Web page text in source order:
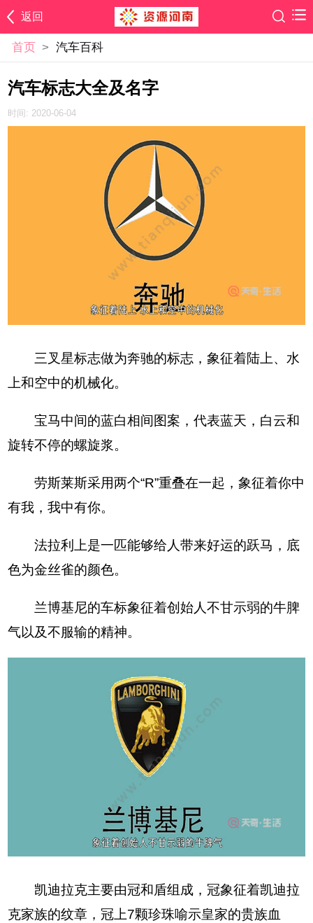
返回
首页 > 汽车百科
汽车标志大全及名字
时间: 2020-06-04
三叉星标志做为奔驰的标志，象征着陆上、水
上和空中的机械化。
宝马中间的蓝白相间图案，代表蓝天，白云和
旋转不停的螺旋浆。
劳斯莱斯采用两个“R”重叠在一起，象征着你中
有我，我中有你。
法拉利上是一匹能够给人带来好运的跃马，底
色为金丝雀的颜色。
兰博基尼的车标象征着创始人不甘示弱的牛脾
气以及不服输的精神。
凯迪拉克主要由冠和盾组成，冠象征着凯迪拉
克家族的纹章，冠上7颗珍珠喻示皇家的贵族血